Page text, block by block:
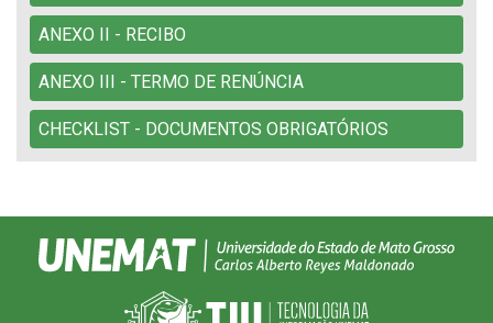
ANEXO II - RECIBO
ANEXO III - TERMO DE RENÚNCIA
CHECKLIST - DOCUMENTOS OBRIGATÓRIOS